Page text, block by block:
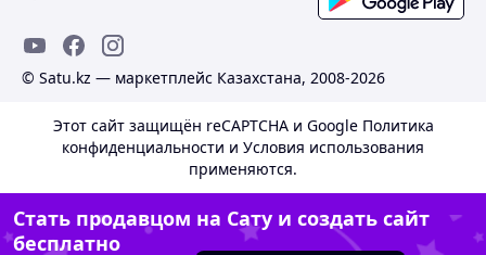
© Satu.kz — маркетплейс Казахстана, 2008-2026
Этот сайт защищён reCAPTCHA и Google Политика
конфиденциальности и Условия использования
применяются.
Стать продавцом на Сату и создать сайт
бесплатно